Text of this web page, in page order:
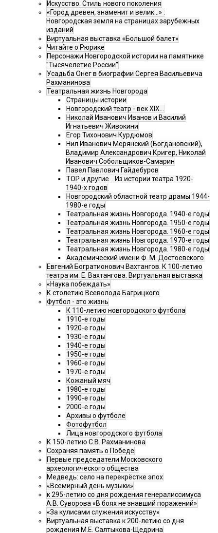
Искусство. Стиль нового поколения
«Город древен, знаменит и велик…» :
Новгородская земля на страницах зарубежных
изданий
Виртуальная выставка «Большой балет»
Читайте о Рюрике
Персонажи Новгородской истории на памятнике
"Тысячелетие России"
Усадьба Онег в биографии Сергея Васильевича
Рахманинова
Театральная жизнь Новгорода
Страницы истории
Новгородский театр - век XIX…
Николай Иванович Иванов и Василий
Игнатьевич Живокини
Егор Тихонович Курдюмов
Нил Иванович Мерянский (Богдановский),
Владимир Александрович Кригер, Николай
Иванович Собольщиков-Самарин
Павел Павлович Гайдебуров
ТОР и другие… Из истории театра 1920-
1940-х годов
Новгородский областной театр драмы 1944-
1980-е годы
Театральная жизнь Новгорода. 1940-е годы
Театральная жизнь Новгорода. 1950-е годы
Театральная жизнь Новгорода. 1960-е годы
Театральная жизнь Новгорода. 1970-е годы
Театральная жизнь Новгорода. 1980-е годы
Академический имени Ф. М. Достоевского
Евгений Богратионович Вахтангов. К 100-летию
театра им. Е. Вахтангова. Виртуальная выставка
«Наука побеждать»
К столетию Всеволода Багрицкого
Футбол - это жизнь
К 110-летию новгородского футбола
1910-е годы
1920-е годы
1930-е годы
1940-е годы
1950-е годы
1960-е годы
1970-е годы
Кожаный мяч
1980-е годы
1990-е годы
2000-е годы
Архивы о футболе
Фотофутбол
Лица новгородского футбола
К 150-летию С.В. Рахманинова
Сохраняя память о Победе
Первые председатели Московского
археологического общества
Медведь: село на перекрёстке эпох
«Всемирный день музыки»
к 295-летию со дня рождения генералиссимуса
А.В. Суворова «В боях не знавший поражений»
«За кулисами служения искусству»
Виртуальная выставка к 200-летию со дня
рождения М.Е. Салтыкова-Щедрина